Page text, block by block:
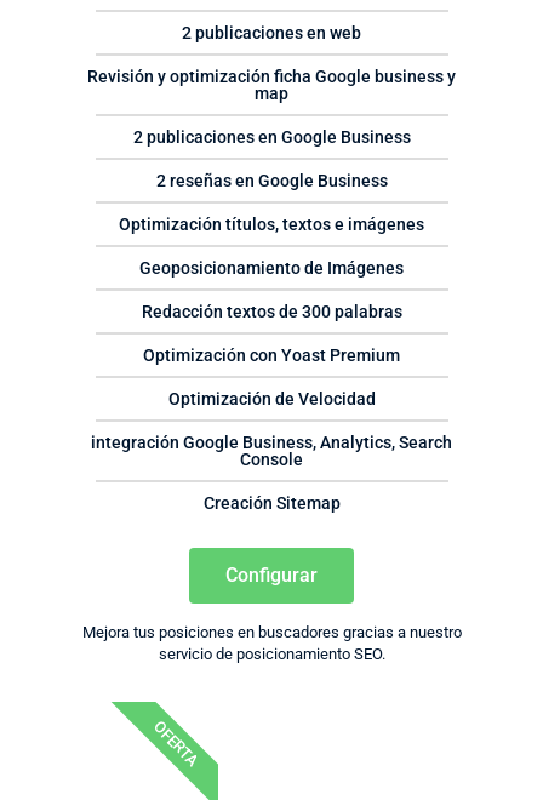
2 publicaciones en web
Revisión y optimización ficha Google business y
map
2 publicaciones en Google Business
2 reseñas en Google Business
Optimización títulos, textos e imágenes
Geoposicionamiento de Imágenes
Redacción textos de 300 palabras
Optimización con Yoast Premium
Optimización de Velocidad
integración Google Business, Analytics, Search
Console
Creación Sitemap
Configurar
Mejora tus posiciones en buscadores gracias a nuestro
servicio de posicionamiento SEO.
OFERTA